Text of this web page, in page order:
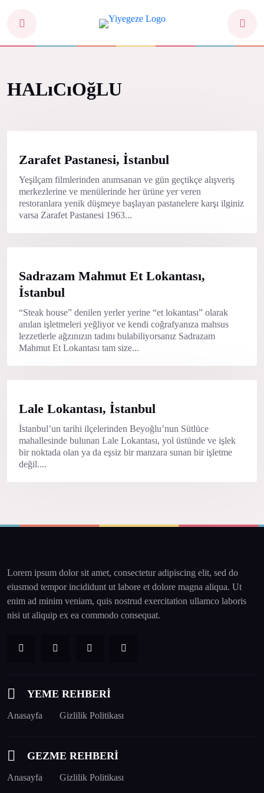
HALıCıOğLU
Zarafet Pastanesi, İstanbul
Yeşilçam filmlerinden anımsanan ve gün geçtikçe alışveriş
merkezlerine ve menülerinde her ürüne yer veren
restoranlara yenik düşmeye başlayan pastanelere karşı ilginiz
varsa Zarafet Pastanesi 1963...
Sadrazam Mahmut Et Lokantası,
İstanbul
“Steak house” denilen yerler yerine “et lokantası” olarak
anılan işletmeleri yeğliyor ve kendi coğrafyanıza mahsus
lezzetlerle ağzınızın tadını bulabiliyorsanız Sadrazam
Mahmut Et Lokantası tam size...
Lale Lokantası, İstanbul
İstanbul’un tarihi ilçelerinden Beyoğlu’nun Sütlüce
mahallesinde bulunan Lale Lokantası, yol üstünde ve işlek
bir noktada olan ya da eşsiz bir manzara sunan bir işletme
değil....
Lorem ipsum dolor sit amet, consectetur adipiscing elit, sed do
eiusmod tempor incididunt ut labore et dolore magna aliqua. Ut
enim ad minim veniam, quis nostrud exercitation ullamco laboris
nisi ut aliquip ex ea commodo consequat.
YEME REHBERİ
Anasayfa Gizlilik Politikası
GEZME REHBERİ
Anasayfa Gizlilik Politikası